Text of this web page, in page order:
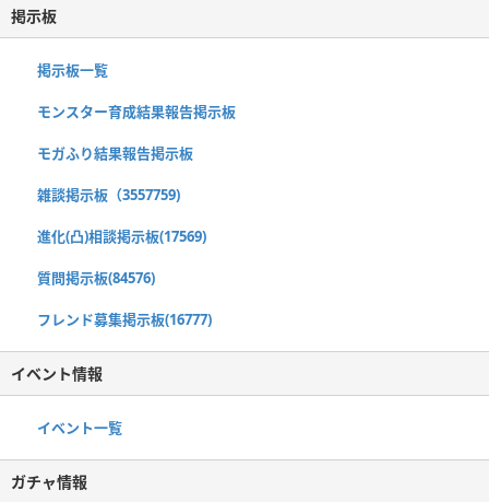
掲示板
掲示板一覧
モンスター育成結果報告掲示板
モガふり結果報告掲示板
雑談掲示板（3557759)
進化(凸)相談掲示板(17569)
質問掲示板(84576)
フレンド募集掲示板(16777)
イベント情報
イベント一覧
ガチャ情報